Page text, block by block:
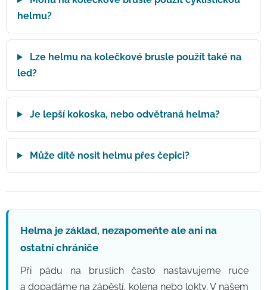
helmu?
Lze helmu na kolečkové brusle použít také na
led?
Je lepší kokoska, nebo odvětraná helma?
Může dítě nosit helmu přes čepici?
Helma je základ, nezapomeňte ale ani na
ostatní chrániče
Při pádu na bruslích často nastavujeme ruce
a dopadáme na zápěstí, kolena nebo lokty. V našem